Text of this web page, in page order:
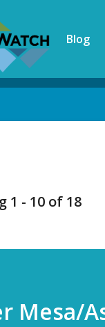
Blog
1 - 10 of 18
Mesa/